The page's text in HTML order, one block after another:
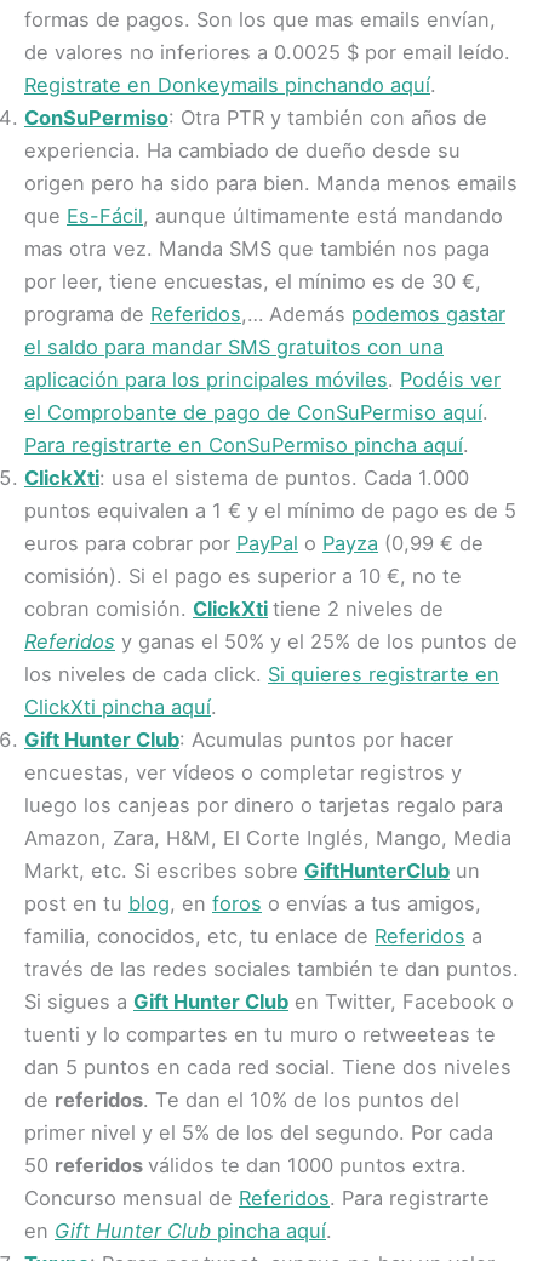
formas de pagos. Son los que mas emails envían,
de valores no inferiores a 0.0025 $ por email leído.
Registrate en Donkeymails pinchando aquí.
ConSuPermiso: Otra PTR y también con años de
experiencia. Ha cambiado de dueño desde su
origen pero ha sido para bien. Manda menos emails
que Es-Fácil, aunque últimamente está mandando
mas otra vez. Manda SMS que también nos paga
por leer, tiene encuestas, el mínimo es de 30 €,
programa de Referidos,… Además podemos gastar
el saldo para mandar SMS gratuitos con una
aplicación para los principales móviles. Podéis ver
el Comprobante de pago de ConSuPermiso aquí.
Para registrarte en ConSuPermiso pincha aquí.
ClickXti: usa el sistema de puntos. Cada 1.000
puntos equivalen a 1 € y el mínimo de pago es de 5
euros para cobrar por PayPal o Payza (0,99 € de
comisión). Si el pago es superior a 10 €, no te
cobran comisión. ClickXti tiene 2 niveles de
Referidos y ganas el 50% y el 25% de los puntos de
los niveles de cada click. Si quieres registrarte en
ClickXti pincha aquí.
Gift Hunter Club: Acumulas puntos por hacer
encuestas, ver vídeos o completar registros y
luego los canjeas por dinero o tarjetas regalo para
Amazon, Zara, H&M, El Corte Inglés, Mango, Media
Markt, etc. Si escribes sobre GiftHunterClub un
post en tu blog, en foros o envías a tus amigos,
familia, conocidos, etc, tu enlace de Referidos a
través de las redes sociales también te dan puntos.
Si sigues a Gift Hunter Club en Twitter, Facebook o
tuenti y lo compartes en tu muro o retweeteas te
dan 5 puntos en cada red social. Tiene dos niveles
de referidos. Te dan el 10% de los puntos del
primer nivel y el 5% de los del segundo. Por cada
50 referidos válidos te dan 1000 puntos extra.
Concurso mensual de Referidos. Para registrarte
en Gift Hunter Club pincha aquí.